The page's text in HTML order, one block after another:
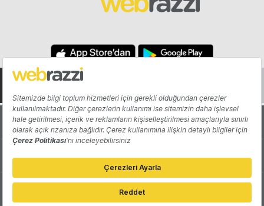
Hakkında Yazarlar
Katkıda Bulun Reklam